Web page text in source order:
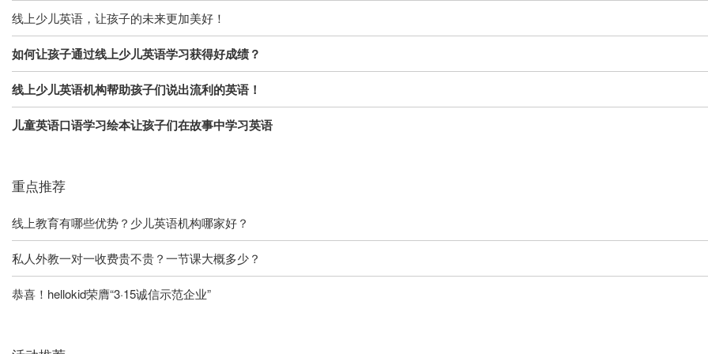
线上少儿英语，让孩子的未来更加美好！
如何让孩子通过线上少儿英语学习获得好成绩？
线上少儿英语机构帮助孩子们说出流利的英语！
儿童英语口语学习绘本让孩子们在故事中学习英语
重点推荐
线上教育有哪些优势？少儿英语机构哪家好？
私人外教一对一收费贵不贵？一节课大概多少？
恭喜！hellokid荣膺“3·15诚信示范企业”